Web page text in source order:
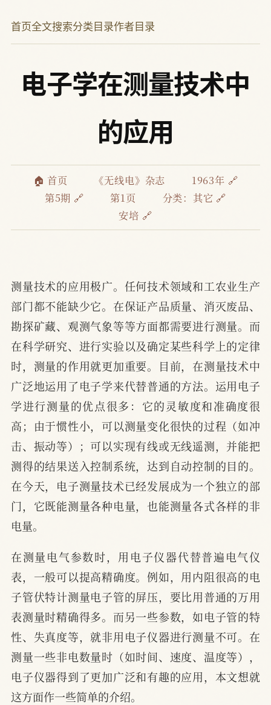
首页全文搜索分类目录作者目录
电子学在测量技术中
的应用
🏠 首页 《无线电》杂志
1963年 🔗
第5期 🔗
第1页 分类： 其它 🔗
安培 🔗
测量技术的应用极广。任何技术领域和工农业生产
部门都不能缺少它。在保证产品质量、消灭废品、
勘探矿藏、观测气象等等方面都需要进行测量。而
在科学研究、进行实验以及确定某些科学上的定律
时，测量的作用就更加重要。目前，在测量技术中
广泛地运用了电子学来代替普通的方法。运用电子
学进行测量的优点很多：它的灵敏度和准确度很
高；由于惯性小，可以测量变化很快的过程（如冲
击、振动等）；可以实现有线或无线遥测，并能把
测得的结果送入控制系统，达到自动控制的目的。
在今天，电子测量技术已经发展成为一个独立的部
门，它既能测量各种电量，也能测量各式各样的非
电量。
在测量电气参数时，用电子仪器代替普遍电气仪
表，一般可以提高精确度。例如，用内阻很高的电
子管伏特计测量电子管的屏压，要比用普通的万用
表测量时精确得多。而另一些参数，如电子管的特
性、失真度等，就非用电子仪器进行测量不可。在
测量一些非电数量时（如时间、速度、温度等），
电子仪器得到了更加广泛和有趣的应用，本文想就
这方面作一些简单的介绍。